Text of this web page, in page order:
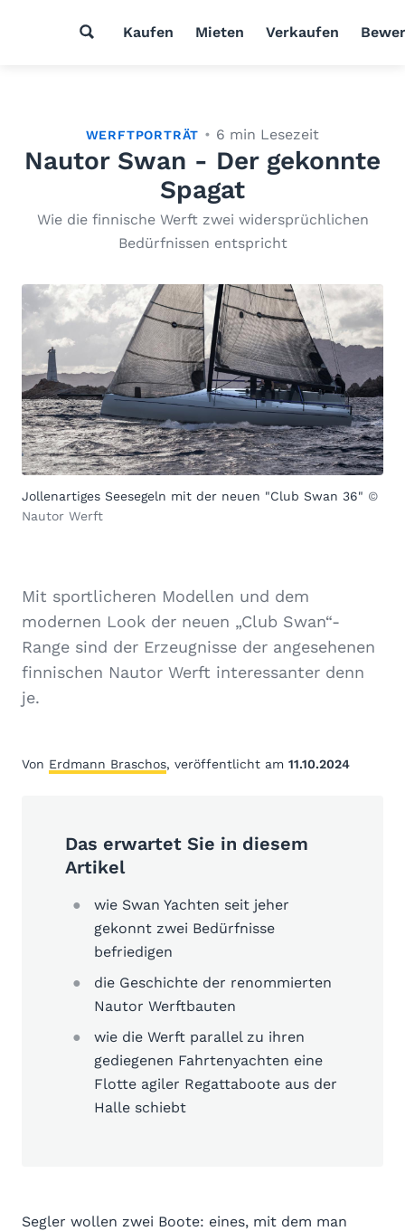
Kaufen Mieten Verkaufen
WERFTPORTRÄT 6 min Lesezeit
Nautor Swan - Der gekonnte
Spagat
Wie die finnische Werft zwei widersprüchlichen
Bedürfnissen entspricht
Jollenartiges Seesegeln mit der neuen "Club Swan 36" ©
Nautor Werft
Mit sportlicheren Modellen und dem
modernen Look der neuen „Club Swan“-
Range sind der Erzeugnisse der angesehenen
finnischen Nautor Werft interessanter denn
je.
Von Erdmann Braschos, veröffentlicht am 11.10.2024
Das erwartet Sie in diesem
Artikel
wie Swan Yachten seit jeher
gekonnt zwei Bedürfnisse
befriedigen
die Geschichte der renommierten
Nautor Werftbauten
wie die Werft parallel zu ihren
gediegenen Fahrtenyachten eine
Flotte agiler Regattaboote aus der
Halle schiebt
Segler wollen zwei Boote: eines, mit dem man